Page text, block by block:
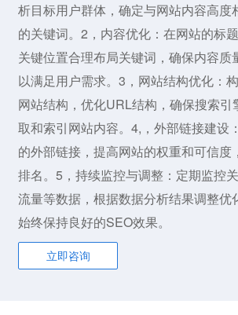
析目标用户群体，确定与网站内容高度
的关键词。2，内容优化：在网站的标
关键位置合理布局关键词，确保内容质
以满足用户需求。3，网站结构优化：
网站结构，优化URL结构，确保搜索引
取和索引网站内容。4,，外部链接建设
的外部链接，提高网站的权重和可信度
排名。5，持续监控与调整：定期监控
流量等数据，根据数据分析结果调整优
始终保持良好的SEO效果。
立即咨询